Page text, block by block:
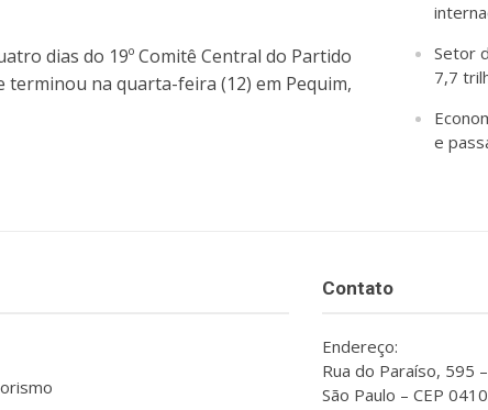
dias do 19º Comitê Central do Partido
terminou na quarta-feira (12) em Pequim,
Setor
7,7
e
Contato
Endereço:
Rua do Paraíso, 595
São Paulo – CEP